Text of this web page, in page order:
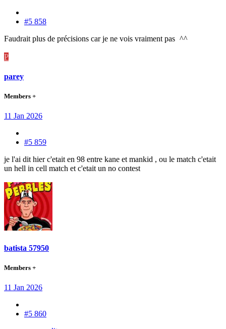
#5 858
Faudrait plus de précisions car je ne vois vraiment pas ^^
P
parey
Members +
11 Jan 2026
#5 859
je l'ai dit hier c'etait en 98 entre kane et mankid , ou le match c'etait
un hell in cell match et c'etait un no contest
batista 57950
Members +
11 Jan 2026
#5 860